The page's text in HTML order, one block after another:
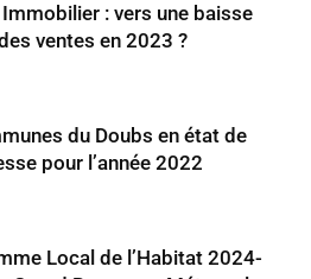
: vers une baisse
ventes en 2023 ?
du Doubs en état de
pour l’année 2022
Local de l’Habitat 2024-